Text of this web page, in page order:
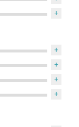
Он плотный,
+
+
+
+
+